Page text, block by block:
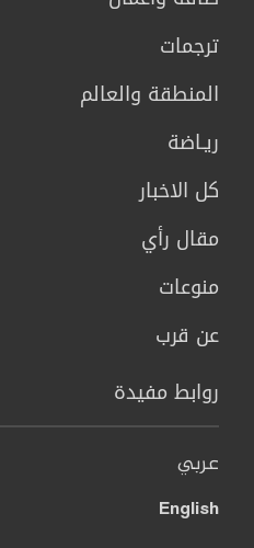
ترجمات
المنطقة والعالم
ريـاضة
كل الاخبار
مقال رأي
منوعات
عن قرب
روابط مفيدة
عربي
English